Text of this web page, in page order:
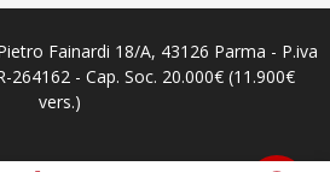
Fainardi 18/A, 43126 Parma - P.iva
264162 - Cap. Soc. 20.000€ (11.900€
vers.)